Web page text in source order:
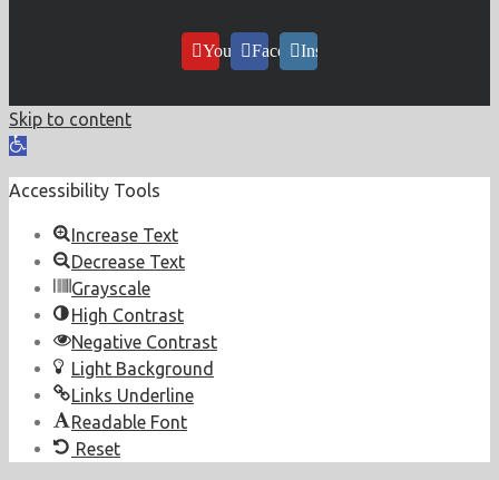
YouTubeFacebookInstagram
Skip to content
Open
Accessibility Tools
Increase Text
Decrease Text
Grayscale
High Contrast
Negative Contrast
Light Background
Links Underline
Readable Font
Reset